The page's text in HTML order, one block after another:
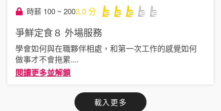
時薪 100 ~ 2003.0 分
爭鮮定食８ 外場服務
學會如何與在職夥伴相處，和第一次工作的感覺如何
做事才不會拖累....
閱讀更多並解鎖
載入更多